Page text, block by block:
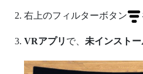
右上のフィルターボタン
VRアプリ で、 未インストー